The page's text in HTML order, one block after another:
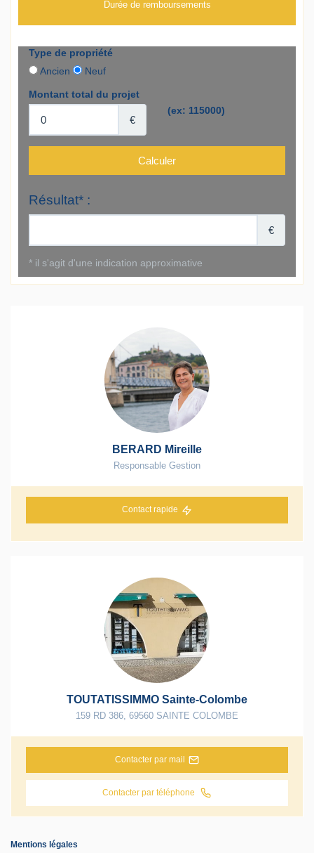
Durée de remboursements
BERARD Mireille
Responsable Gestion
Contact rapide
TOUTATISSIMMO Sainte-Colombe
159 RD 386 69560 SAINTE COLOMBE
Contacter par mail
Contacter par téléphone
Mentions légales